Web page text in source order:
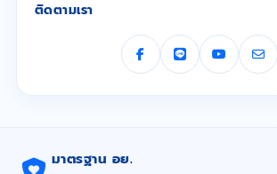
ติดตามเรา
มาตรฐาน อย.